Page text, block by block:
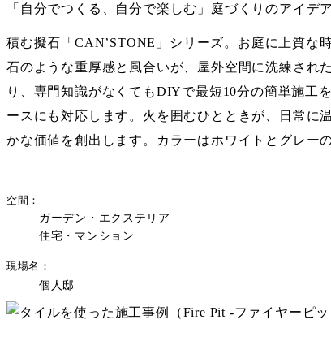
「自分でつくる、自分で楽しむ」庭づくりのアイデ
積む擬石「CAN’STONE」シリーズ。お庭に上質な
石のような重厚感と風合いが、屋外空間に洗練され
り、専門知識がなくてもDIYで最短10分の簡単施工
ースにも対応します。火を囲むひとときが、日常に
かな価値を創出します。カラーはホワイトとグレー
空間
ガーデン・エクステリア
住宅・マンション
現場名
個人邸